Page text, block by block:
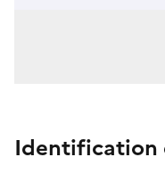
Identification